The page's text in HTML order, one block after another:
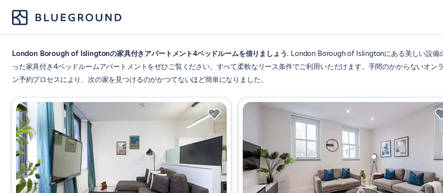
London Borough of Islingtonの家具付きアパートメント4ベッドルームを借りましょう London Borough of Islingtonにある美しい設備
った家具付き4ベッドルームアパートメントをぜひご覧ください。すべて柔軟なリース条件でご利用いただけます。手間のかからないオン
ン予約プロセスにより、次の家を見つけるのがかつてないほど簡単になりました。